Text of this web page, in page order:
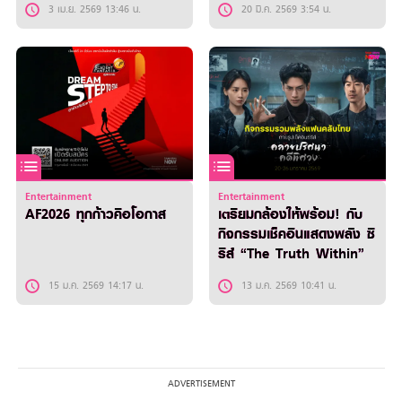
3 เม.ย. 2569 13:46 น. 20 มี.ค. 2569 3:54 น.
Entertainment
AF2026 ทุกก้าวคือโอกาส
15 ม.ค. 2569 14:17 น.
Entertainment
เตรียมกล้องให้พร้อม! กับ
กิจกรรมเช็คอินแสดงพลัง ซี
รีส์ “The Truth Within”
13 ม.ค. 2569 10:41 น.